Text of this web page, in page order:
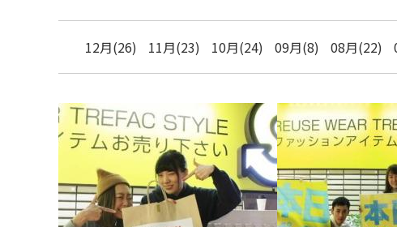
12月(26) 11月(23) 10月(24) 09月(8) 08月(22)